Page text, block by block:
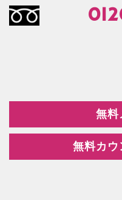
無料
無料カウ